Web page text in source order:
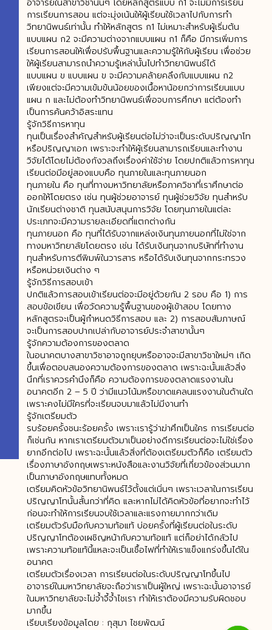
การเรียนการสอน แต่จะมุ่งเน้นให้ผู้เรียนใช้เวลาไปกับการทำ
วิทยานิพนธ์เท่านั้น ทำให้หลักสูตร ก1 ไม่เหมาะสำหรับผู้เริ่มต้น
แบบแผน ก2 จะมีความต่างจากแบบแผน ก1 ก็คือ มีการเพิ่มการ
เรียนการสอนให้เพื่อปรับพื้นฐานและความรู้ให้กับผู้เรียน เพื่อช่วย
ให้ผู้เรียนสามารถนำความรู้เหล่านั้นไปทำวิทยานิพนธ์ได้
แบบแผน ข แบบแผน ข จะมีความคล้ายคลึงกับแบบแผน ก2
เพียงแต่จะมีความเข้มข้นน้อยของเนื้อหาน้อยกว่าการเรียนแบบ
แผน ก และไม่ต้องทำวิทยานิพนธ์เพื่อจบการศึกษา แต่ต้องทำ
เป็นการค้นคว้าอิสระแทน
รู้จักวิธีการหาทุน
ทุนเป็นเรื่องสำคัญสำหรับผู้เรียนต่อไม่ว่าจะเป็นระดับปริญญาโท
หรือปริญญาเอก เพราะจะทำให้ผู้เรียนสามารถเรียนและทำงาน
วิจัยได้โดยไม่ต้องกังวลถึงเรื่องค่าใช้จ่าย โดยปกติแล้วการหาทุน
เรียนต่อมีอยู่สองแบบคือ ทุนภายในและทุนภายนอก
ทุนภายใน คือ ทุนที่ทางมหาวิทยาลัยหรือภาควิชาที่เราศึกษาต่อ
ออกให้โดยตรง เช่น ทุนผู้ช่วยอาจารย์ ทุนผู้ช่วยวิจัย ทุนสำหรับ
นักเรียนต่างชาติ ทุนสนับสนุนการวิจัย โดยทุนภายในแต่ละ
ประเภทจะมีความรายละเอียดที่แตกต่างกัน
ทุนภายนอก คือ ทุนที่ได้รับจากแหล่งเงินทุนภายนอกที่ไม่ใช่จาก
ทางมหาวิทยาลัยโดยตรง เช่น ได้รับเงินทุนจากบริษัทที่ทำงาน
ทุนสำหรับการตีพิมพ์ในวารสาร หรือได้รับเงินทุนจากกระทรวง
หรือหน่วยเงินต่าง ๆ
รู้จักวิธีการสอบเข้า
ปกติแล้วการสอบเข้าเรียนต่อจะมีอยู่ด้วยกัน 2 รอบ คือ 1) การ
สอบข้อเขียน เพื่อวัดความรู้พื้นฐานของผู้เข้าสอบ โดยทาง
หลักสูตรจะเป็นผู้กำหนดวิธีการสอบ และ 2) การสอบสัมภาษณ์
จะเป็นการสอบปากเปล่ากับอาจารย์ประจำสาขานั้นๆ
รู้จักความต้องการของตลาด
ในอนาคตบางสาขาวิชาอาจถูกยุบหรืออาจจะมีสาขาวิชาใหม่ๆ เกิด
ขึ้นเพื่อตอบสนองความต้องการของตลาด เพราะฉะนั้นแล้วสิ่ง
นึกที่เราควรคำนึงก็คือ ความต้องการของตลาดแรงงานใน
อนาคตอีก 2 – 5 ปี ว่ามีแนวโน้มหรือขาดแคลนแรงงานในด้านใด
เพราะคงไม่มีใครที่จะเรียนจบมาแล้วไม่มีงานทำ
รู้จักเตรียมตัว
รบร้อยครั้งชนะร้อยครั้ง เพราะเรารู้ว่าฆ่าศึกเป็นใคร การเรียนต่อ
ก็เช่นกัน หากเราเตรียมตัวมาเป็นอย่างดีการเรียนต่อจะไม่ใช่เรื่อง
ยากอีกต่อไป เพราะฉะนั้นแล้วสิ่งที่ต้องเตรียมตัวก็คือ เตรียมตัว
เรื่องภาษาอังกฤษเพราะหนังสือและงานวิจัยที่เกี่ยวข้องส่วนมาก
เป็นภาษาอังกฤษแทบทั้งหมด
เตรียมคิดหัวข้อวิทยานิพนธ์ไว้ตั้งแต่เนิ่นๆ เพราะเวลาในการเรียน
ปริญญาโทนั้นสั้นกว่าที่คิด และหากไม่ได้คิดหัวข้อที่อยากจะทำไว้
ก่อนจะทำให้การเรียนจบใช้เวลาและแรงกายมากกว่าเดิม
เตรียมตัวรับมือกับความท้อแท้ บ่อยครั้งที่ผู้เรียนต่อในระดับ
ปริญญาโทต้องเผชิญหน้ากับความท้อแท้ แต่ก็อย่าได้กลัวไป
เพราะความท้อแท้นี้แหละจะเป็นเชื้อไฟที่ทำให้เราแข็งแกร่งขึ้นได้ใน
อนาคต
เตรียมตัวเรื่องเวลา การเรียนต่อในระดับปริญญาโทขึ้นไป
อาจารย์ในมหาวิทยาลัยจะถือว่าเราเป็นผู้ใหญ่ เพราะฉะนั้นอาจารย์
ในมหาวิทยาลัยจะไม่จ้ำจี้จ้ำไชเรา ทำให้เราต้องมีความรับผิดชอบ
มากขึ้น
เรียบเรียงข้อมูลโดย : กุสุมา ไชยพัฒน์